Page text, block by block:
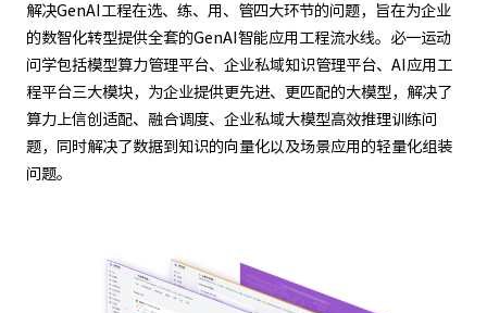
解决GenAI工程在选、练、用、管四大环节的问题，旨在为企业
的数智化转型提供全套的GenAI智能应用工程流水线。必一运动
问学包括模型算力管理平台、企业私域知识管理平台、AI应用工
程平台三大模块，为企业提供更先进、更匹配的大模型，解决了
算力上信创适配、融合调度、企业私域大模型高效推理训练问
题，同时解决了数据到知识的向量化以及场景应用的轻量化组装
问题。